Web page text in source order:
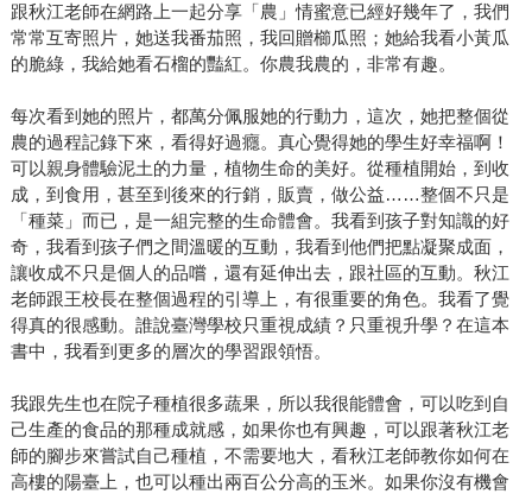
跟秋江老師在網路上一起分享「農」情蜜意已經好幾年了，我們
常常互寄照片，她送我番茄照，我回贈櫛瓜照；她給我看小黃瓜
的脆綠，我給她看石榴的豔紅。你農我農的，非常有趣。
每次看到她的照片，都萬分佩服她的行動力，這次，她把整個從
農的過程記錄下來，看得好過癮。真心覺得她的學生好幸福啊！
可以親身體驗泥土的力量，植物生命的美好。從種植開始，到收
成，到食用，甚至到後來的行銷，販賣，做公益……整個不只是
「種菜」而已，是一組完整的生命體會。我看到孩子對知識的好
奇，我看到孩子們之間溫暖的互動，我看到他們把點凝聚成面，
讓收成不只是個人的品嚐，還有延伸出去，跟社區的互動。秋江
老師跟王校長在整個過程的引導上，有很重要的角色。我看了覺
得真的很感動。誰說臺灣學校只重視成績？只重視升學？在這本
書中，我看到更多的層次的學習跟領悟。
我跟先生也在院子種植很多蔬果，所以我很能體會，可以吃到自
己生產的食品的那種成就感，如果你也有興趣，可以跟著秋江老
師的腳步來嘗試自己種植，不需要地大，看秋江老師教你如何在
高樓的陽臺上，也可以種出兩百公分高的玉米。如果你沒有機會